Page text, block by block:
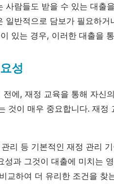
사람들도 받을 수 있는 대출
일반적으로 담보가 필요하
있는 경우, 이러한 대출을
성
에, 재정 교육을 통해 자신
것이 매우 중요합니다. 재정
리 등 기본적인 재정 관리
성과 그것이 대출에 미치는
교하여 더 유리한 조건을 찾